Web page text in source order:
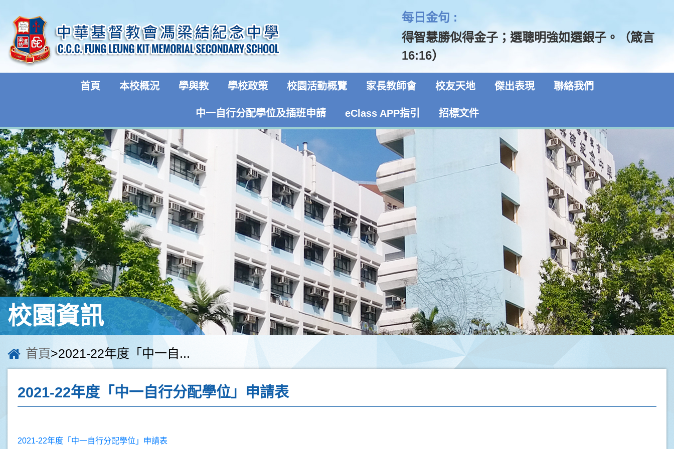
每日金句 :
得智慧勝似得金子；選聰明強如選銀子。（箴言
16:16）
首頁 本校概況 學與教 學校政策 校園活動概覽 家長教師會 校友天地 傑出表現 聯絡我們
中一自行分配學位及插班申請 eClass APP指引 招標文件
校園資訊
首頁>2021-22年度「中一自...
2021-22年度「中一自行分配學位」申請表
2021-22年度「中一自行分配學位」申請表